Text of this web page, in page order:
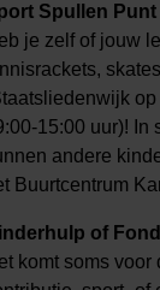
Spullen Punt
je zelf of jouw
15:00 uur)! In
andere
Buurtcentrum
of
komt soms